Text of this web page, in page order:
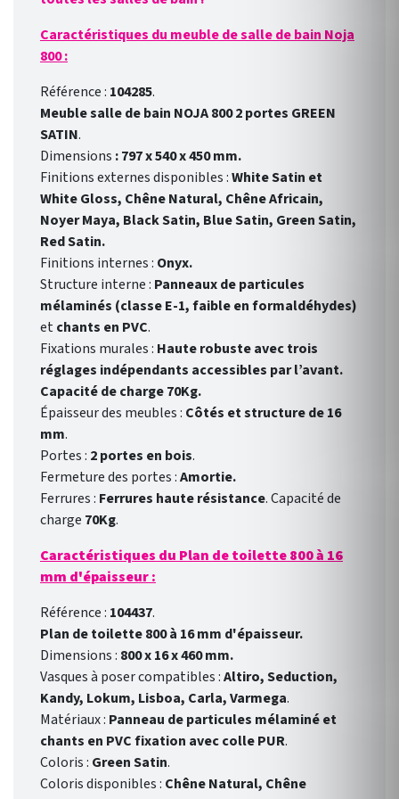
Caractéristiques du meuble de salle de bain Noja
800 :
Référence : 104285.
Meuble salle de bain NOJA 800 2 portes GREEN
SATIN.
Dimensions : 797 x 540 x 450 mm.
Finitions externes disponibles :White Satin et
White Gloss, Chêne Natural, Chêne Africain,
Noyer Maya, Black Satin, Blue Satin, Green Satin,
Red Satin.
Finitions internes : Onyx.
Structure interne : Panneaux de particules
mélaminés (classe E-1, faible en formaldéhydes)
etchants en PVC.
Fixations murales : Haute robuste avec trois
réglages indépendants accessibles par l’avant.
Capacité de charge 70Kg.
Épaisseur des meubles : Côtés et structure de 16
mm.
Portes : 2 portes en bois.
Fermeture des portes :Amortie.
Ferrures : Ferrures haute résistance. Capacité de
charge 70Kg.
Caractéristiques du Plan de toilette 800 à 16
mm d'épaisseur :
Référence : 104437.
Plan de toilette 800 à 16 mm d'épaisseur.
Dimensions : 800 x 16 x 460 mm.
Vasques à poser compatibles :Altiro, Seduction,
Kandy, Lokum, Lisboa, Carla, Varmega.
Matériaux : Panneau de particules mélaminé et
chants en PVC fixation avec colle PUR.
Coloris : Green Satin.
Coloris disponibles : Chêne Natural, Chêne